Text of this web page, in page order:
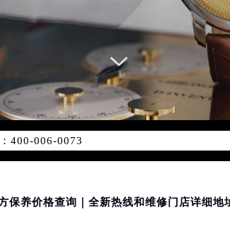
公告
400-006-0073
务覆盖中国大陆、香港、澳门、台湾全部
6层602室（需提前预约）
保养价格查询｜全新热线和维修门店详细地